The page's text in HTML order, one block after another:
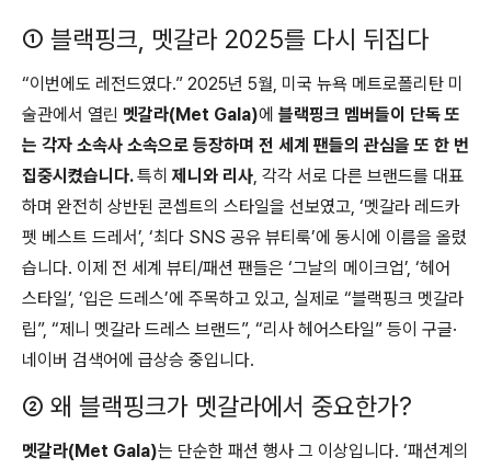
① 블랙핑크, 멧갈라 2025를 다시 뒤집다
“이번에도 레전드였다.” 2025년 5월, 미국 뉴욕 메트로폴리탄 미
술관에서 열린 멧갈라(Met Gala)에 블랙핑크 멤버들이 단독 또
는 각자 소속사 소속으로 등장하며 전 세계 팬들의 관심을 또 한 번
집중시켰습니다.특히제니와 리사, 각각 서로 다른 브랜드를 대표
하며 완전히 상반된 콘셉트의 스타일을 선보였고, ‘멧갈라 레드카
펫 베스트 드레서’, ‘최다 SNS 공유 뷰티룩’에 동시에 이름을 올렸
습니다. 이제 전 세계 뷰티/패션 팬들은 ‘그날의 메이크업’, ‘헤어
스타일’, ‘입은 드레스’에 주목하고 있고, 실제로 “블랙핑크 멧갈라
립”, “제니 멧갈라 드레스 브랜드”, “리사 헤어스타일” 등이 구글·
네이버 검색어에 급상승 중입니다.
② 왜 블랙핑크가 멧갈라에서 중요한가?
멧갈라(Met Gala)는 단순한 패션 행사 그 이상입니다. ‘패션계의